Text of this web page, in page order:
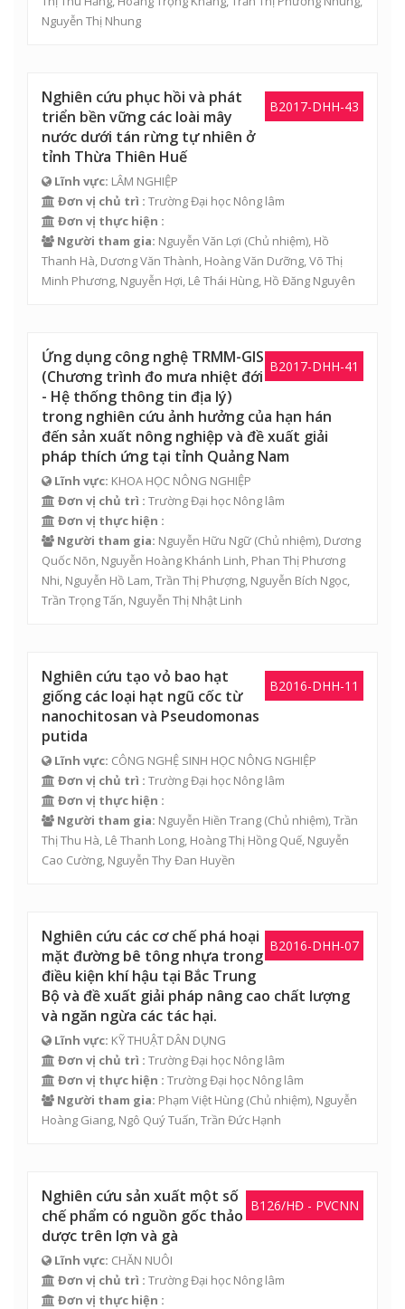
Nguyễn Thị Nhung
B2017-DHH-43
Nghiên cứu phục hồi và phát
triển bền vững các loài mây
nước dưới tán rừng tự nhiên ở
tỉnh Thừa Thiên Huế
Lĩnh vực: LÂM NGHIỆP
Đơn vị chủ trì : Trường Đại học Nông lâm
Đơn vị thực hiện :
Người tham gia: Nguyễn Văn Lợi (Chủ nhiệm), Hồ
Thanh Hà, Dương Văn Thành, Hoàng Văn Dưỡng,Võ Thị
Minh Phương, Nguyễn Hợi, Lê Thái Hùng, Hồ Đăng Nguyên
B2017-DHH-41
Ứng dụng công nghệ TRMM-GIS
(Chương trình đo mưa nhiệt đới
- Hệ thống thông tin địa lý)
trong nghiên cứu ảnh hưởng của hạn hán
đến sản xuất nông nghiệp và đề xuất giải
pháp thích ứng tại tỉnh Quảng Nam
Lĩnh vực: KHOA HỌC NÔNG NGHIỆP
Đơn vị chủ trì : Trường Đại học Nông lâm
Đơn vị thực hiện :
Người tham gia: Nguyễn Hữu Ngữ (Chủ nhiệm), Dương
Quốc Nõn, Nguyễn Hoàng Khánh Linh, Phan Thị Phương
Nhi, Nguyễn Hồ Lam,Trần Thị Phượng, Nguyễn Bích Ngọc,
Trần Trọng Tấn, Nguyễn Thị Nhật Linh
B2016-DHH-11
Nghiên cứu tạo vỏ bao hạt
giống các loại hạt ngũ cốc từ
nanochitosan và Pseudomonas
putida
Lĩnh vực: CÔNG NGHỆ SINH HỌC NÔNG NGHIỆP
Đơn vị chủ trì : Trường Đại học Nông lâm
Đơn vị thực hiện :
Người tham gia: Nguyễn Hiền Trang (Chủ nhiệm),Trần
Thị Thu Hà, Lê Thanh Long, Hoàng Thị Hồng Quế, Nguyễn
Cao Cường, Nguyễn Thy Đan Huyền
B2016-DHH-07
Nghiên cứu các cơ chế phá hoại
mặt đường bê tông nhựa trong
điều kiện khí hậu tại Bắc Trung
Bộ và đề xuất giải pháp nâng cao chất lượng
và ngăn ngừa các tác hại.
Lĩnh vực: KỸ THUẬT DÂN DỤNG
Đơn vị chủ trì : Trường Đại học Nông lâm
Đơn vị thực hiện : Trường Đại học Nông lâm
Người tham gia: Phạm Việt Hùng (Chủ nhiệm), Nguyễn
Hoàng Giang, Ngô Quý Tuấn, Trần Đức Hạnh
B126/HĐ - PVCNN
Nghiên cứu sản xuất một số
chế phẩm có nguồn gốc thảo
dược trên lợn và gà
Lĩnh vực: CHĂN NUÔI
Đơn vị chủ trì : Trường Đại học Nông lâm
Đơn vị thực hiện :